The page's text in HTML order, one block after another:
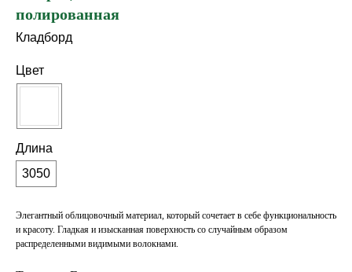
полированная
Кладборд
Цвет
Длинa
3050
Элегантный облицовочный материал, который сочетает в себе функциональность
и красоту. Гладкая и изысканная поверхность со случайным образом
распределенными видимыми волокнами.